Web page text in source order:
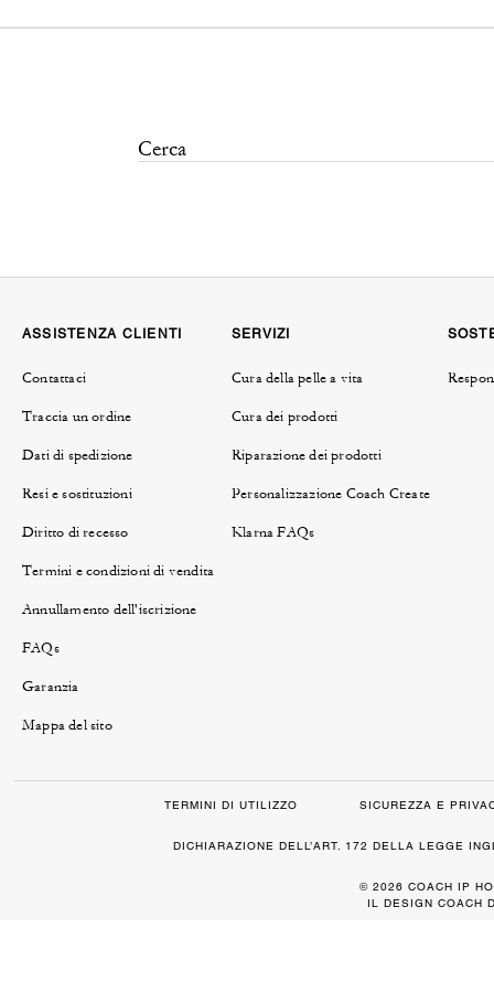
ASSISTENZA CLIENTI
Contattaci
Traccia un ordine
Dati di spedizione
Resi e sostituzioni
Diritto di recesso
Termini e condizioni di vendita
Annullamento dell'iscrizione
FAQs
Garanzia
Mappa del sito
SERVIZI
Cura della pelle a vita
Cura dei prodotti
Riparazione dei prodotti
Personalizzazione Coach Create
Klarna FAQs
TERMINI DI UTILIZZO SICUREZZA E
DICHIARAZIONE DELL’ART. 172 DELLA LEGGE
© 2026 COACH IP
IL DESIGN COACH